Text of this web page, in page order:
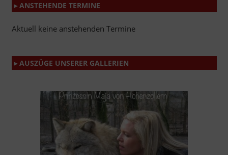
▸ ANSTEHENDE TERMINE
Aktuell keine anstehenden Termine
▸ AUSZÜGE UNSERER GALLERIEN